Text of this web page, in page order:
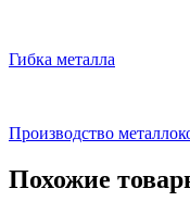
Гибка металла
Производство
Похожие